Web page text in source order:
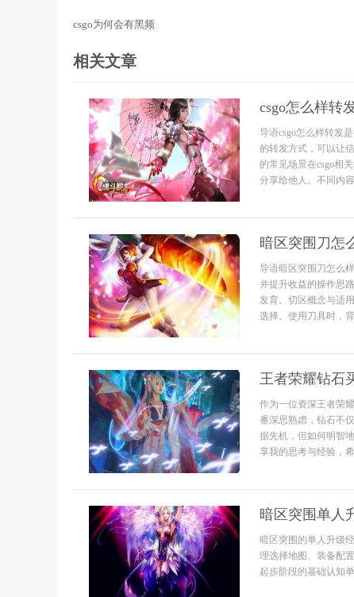
csgo为何会有黑频
相关文章
csgo怎么样转
导语csgo怎么样转发
的转发方式，可以让
的常见场景在csgo相
分享给他人。不同内
暗区突围刀怎
导语暗区突围刀怎么
并提升收益的操作思
发育。切区概念与适
选择。使用刀具时，
王者荣耀钻石
作为一位资深王者荣
番深思熟虑，钻石不
据先机，但如何明智
享我的思考与经验，
暗区突围单人
暗区突围的单人升级
理选择地图、装备配
起步阶段的基础认知